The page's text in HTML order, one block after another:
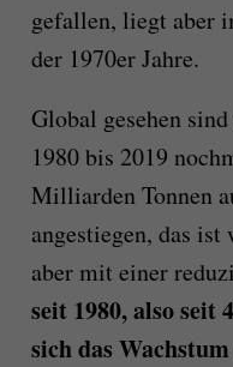
gefallen, liegt aber
der 1970er Jahre.
Global gesehen
1980 bis 2019
Milliarden Tonnen
angestiegen, das
aber mit einer
seit 1980, also seit
sich das